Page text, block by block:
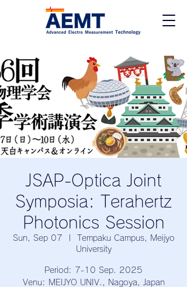
JSAP-Optica Joint
Symposia: Terahertz
Photonics Session
Sun, Sep 07
Tempaku Campus, Meijyo
University
Period: 7-10 Sep. 2025
Venu: MEIJYO UNIV., Nagoya, Japan